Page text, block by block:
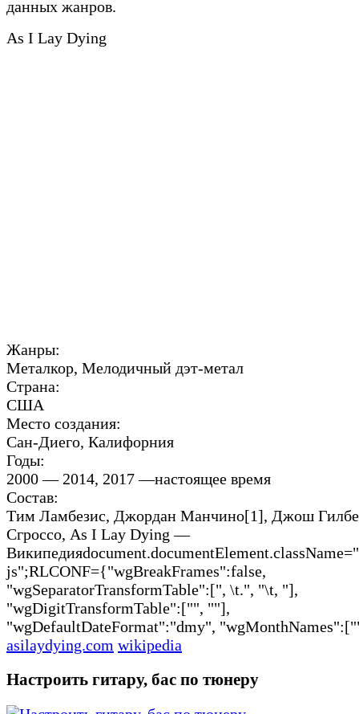
данных жанров.
As I Lay Dying
Жанры:
Металкор, Мелодичный дэт-метал
Страна:
США
Место создания:
Сан-Диего, Калифорния
Годы:
2000 — 2014, 2017 —настоящее время
Состав:
Тим Ламбезис, Джордан Манчино[1], Джош
Сгроссо, As I Lay Dying —
js";RLCONF={"wgBreakFrames":false,
"wgSeparatorTransformTable":[", \t.", "\t, "],
"wgDigitTransformTable":["", ""],
"wgDefaultDateFormat":"dmy",
asilaydying.com wikipedia
Настроить гитару, бас по тюнеру